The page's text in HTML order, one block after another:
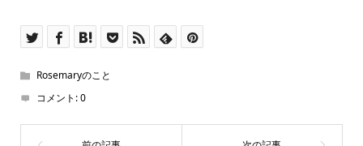
Rosemaryのこと
コメント:0